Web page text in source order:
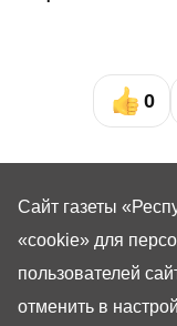
0
Сайт газеты
«cookie» для
пользователей
отменить в